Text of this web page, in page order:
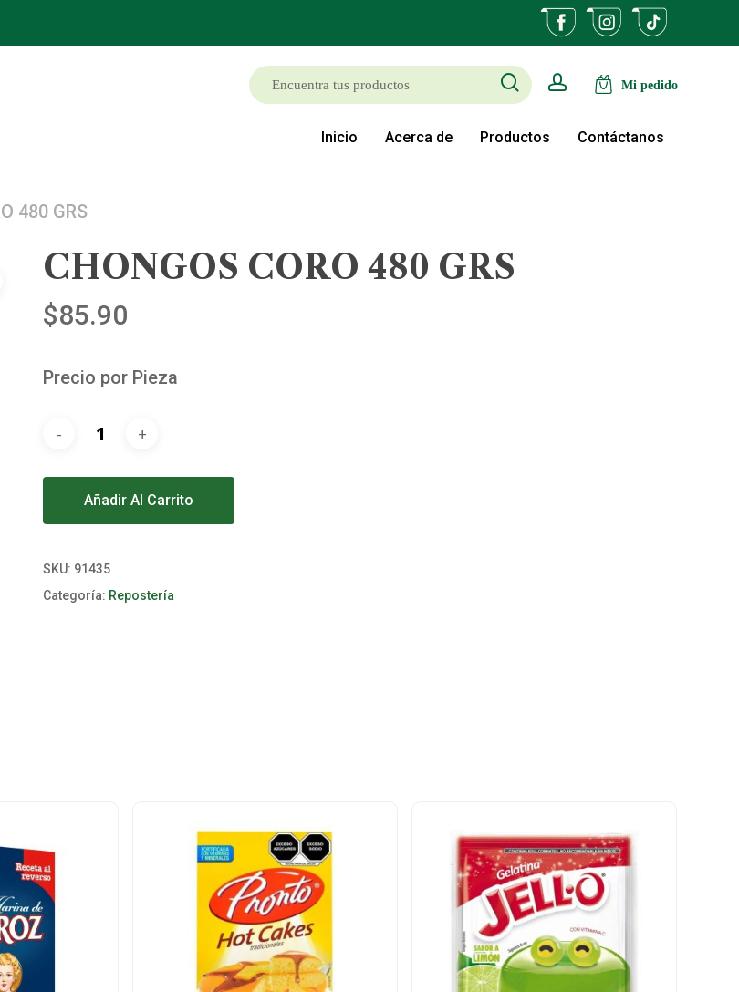
Inicio Acerca de Productos Contáctanos
searchaccount
480 GRS
CHONGOS CORO 480 GRS
$85.90
Precio por Pieza
Añadir Al Carrito
SKU: 91435
Categoría: Repostería